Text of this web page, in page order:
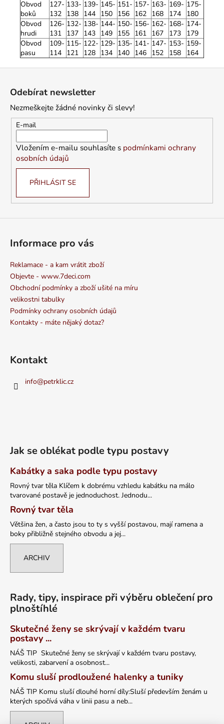
Obvod
boků
127-
132
133-
138
139-
144
145-
150
151-
156
157-
162
163-
168
169-
174
175-
180
Obvod
hrudi
126-
131
132-
137
138-
143
144-
149
150-
155
156-
161
162-
167
168-
173
174-
179
Obvod
pasu
109-
114
115-
121
122-
128
129-
134
135-
140
141-
146
147-
152
153-
158
159-
164
Odebírat newsletter
Nezmeškejte žádné novinky či slevy!
E-mail
Vložením e-mailu souhlasíte s podmínkami ochrany
osobních údajů
PŘIHLÁSIT SE
Informace pro vás
Reklamace - a kam vrátit zboží
Objevte - www.7deci.com
Obchodní podmínky a zboží ušité na míru
velikostni tabulky
Podmínky ochrany osobních údajů
Kontakty - máte nějaký dotaz?
Kontakt
info@petrklic.cz
Jak se oblékat podle typu postavy
Kabátky a saka podle typu postavy
Rovný tvar těla Klíčem k dobrému vzhledu kabátku na málo
tvarované postavě je jednoduchost. Jednodu...
Rovný tvar těla
Většina žen, a často jsou to ty s vyšší postavou, mají ramena a
boky přibližně stejného obvodu a jej...
ARCHIV
Rady, tipy, inspirace při výběru oblečení pro
plnoštíhlé
Skutečné ženy se skrývají v každém tvaru
postavy ...
NÁŠ TIP Skutečné ženy se skrývají v každém tvaru postavy,
velikosti, zabarvení a osobnost...
Komu sluší prodloužené halenky a tuniky
NÁŠ TIP Komu sluší dlouhé horní díly:Sluší především ženám u
kterých spočívá váha v linii pasu a neb...